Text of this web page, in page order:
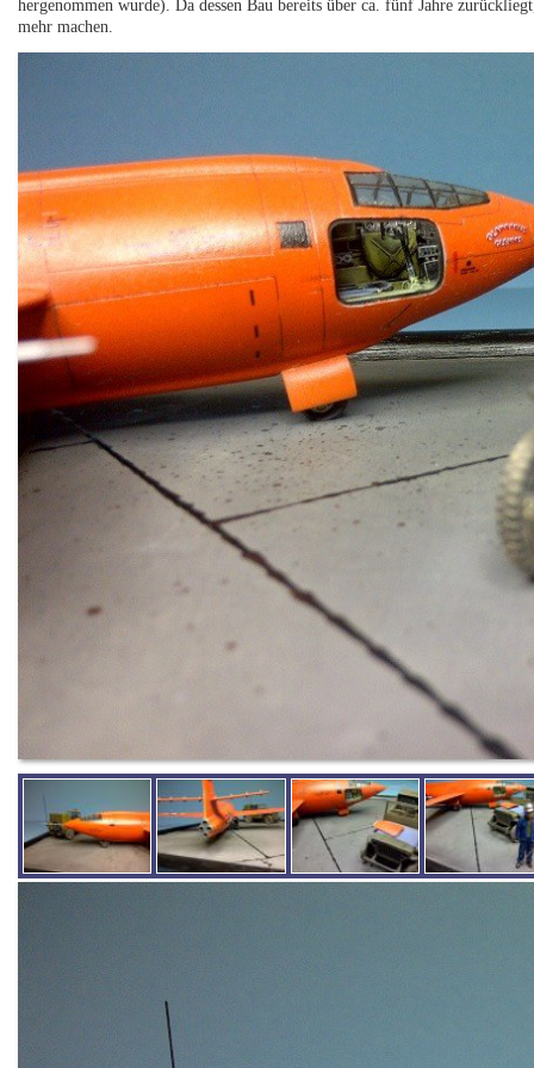
hergenommen wurde). Da dessen Bau bereits über ca. fünf Jahre
mehr machen.